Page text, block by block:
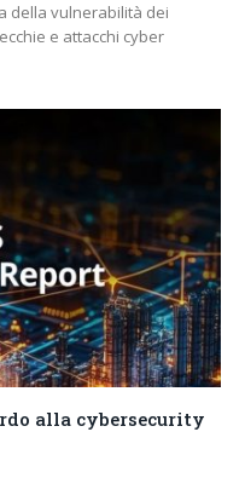
della vulnerabilità dei
e attacchi cyber
alla cybersecurity